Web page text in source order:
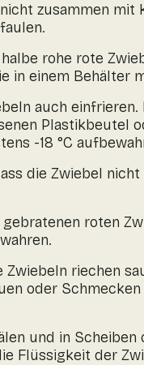
zusammen
rohe rote
in einem Behälter
auch
Plastikbeutel
-18 °C
die Zwiebel
roten
riechen
oder
und in
Flüssigkeit der